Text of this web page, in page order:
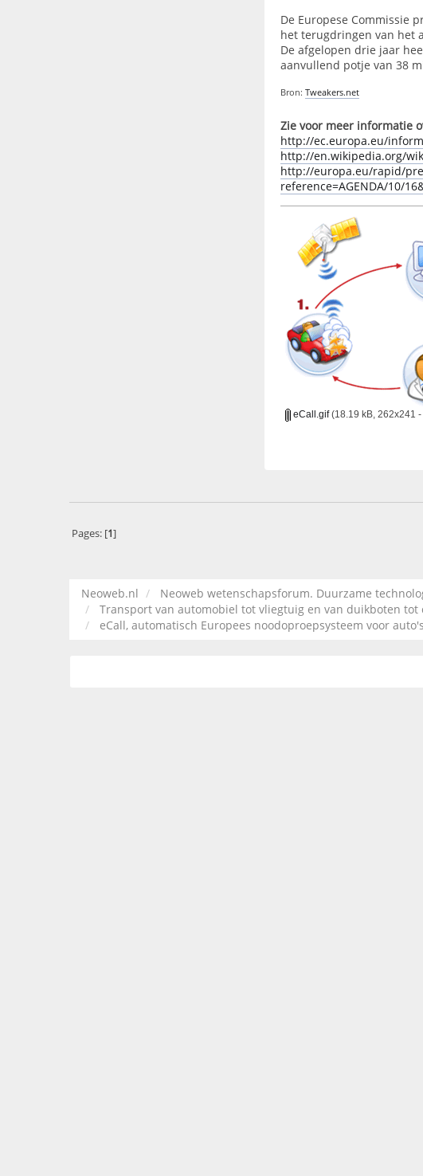
De Europese Commissie
het terugdringen van het
De afgelopen drie jaar
aanvullend potje van 38
Bron: Tweakers.net
Zie voor meer informatie
http://ec.europa.eu/
http://en.wikipedia.org/
http://europa.eu/rapid/
reference=AGENDA/10/
eCall.gif(18.19 kB, 262x241
Pages: [1]
Neoweb.nl
Neoweb wetenschapsforum. Duurzame
Transport van automobiel tot vliegtuig en van duikboten tot
eCall, automatisch Europees noodoproepsysteem voor auto's